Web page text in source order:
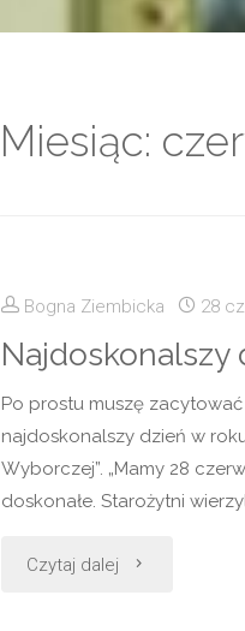
Miesiąc:
Bogna Ziembicka 28
Najdoskonalszy
Po prostu muszę
najdoskonalszy dzień w
Wyborczej”. „Mamy 28
doskonałe. Starożytni
Czytaj dalej "Najdoskonalszy